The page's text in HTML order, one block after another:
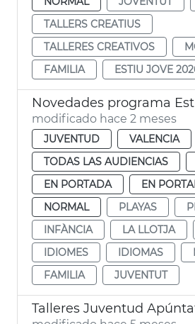
TALLERS CREATIUS
TALLERES CREATIVOS
FAMILIA
ESTIU JOVE
modificado hace 2 meses
JUVENTUD
VALENCIA
TODAS LAS AUDIENCIAS
EN PORTADA
EN
NORMAL
PLAYAS
INFÀNCIA
LA LLOTJA
IDIOMES
IDIOMAS
FAMILIA
JUVENTUT
Talleres Juventud